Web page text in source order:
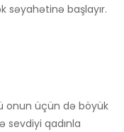
başlayır.
onun üçün də böyük
sevdiyi qadınla